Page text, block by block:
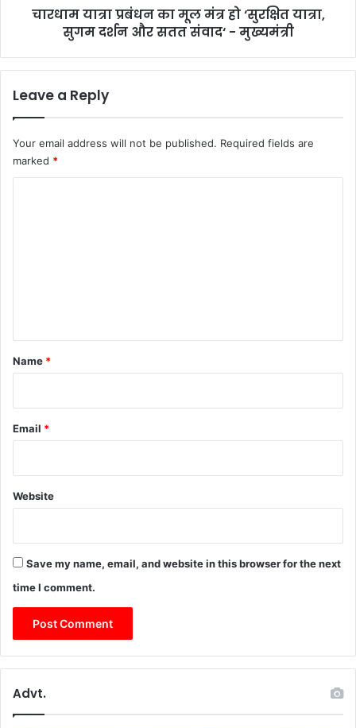
र
स
र
का
त्र
सु
र
क्षि
औ
त
‘
ख्य
मं
त्री
चारधाम यात्रा प्रबंधन का मूल मंत्र हो ‘सुरक्षित यात्रा,
सुगम दर्शन और सतत संवाद‘ - मुख्यमंत्री
Leave a Reply
Your email address will not be published. Required fields are
marked *
*
Name *
Email *
Website
Save my name, email, and website in this browser for the next
time I comment.
Advt.